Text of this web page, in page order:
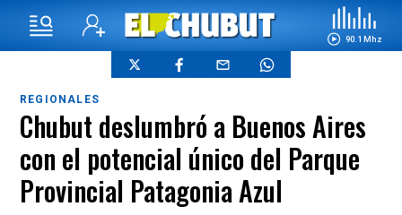
90.1 Mhz
REGIONALES
Chubut deslumbró a Buenos Aires
con el potencial único del Parque
Provincial Patagonia Azul